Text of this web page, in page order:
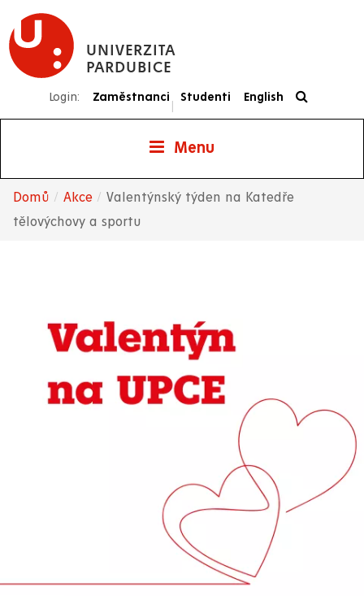
Přejít
hlavnímu
UNIVERZITA
PARDUBICE
Login: Zaměstnanci
|
Studenti English
Menu
Drobečková
Domů Akce
Valentýnský týden na Katedře
tělovýchovy a sportu